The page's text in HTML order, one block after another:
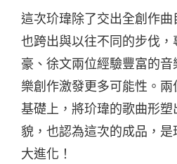
這次玠瑋除了交出全創作曲
也跨出與以往不同的步伐，
豪、徐文兩位經驗豐富的
樂創作激發更多可能性。
基礎上，將玠瑋的歌曲形
貌，也認為這次的成品，
大進化！